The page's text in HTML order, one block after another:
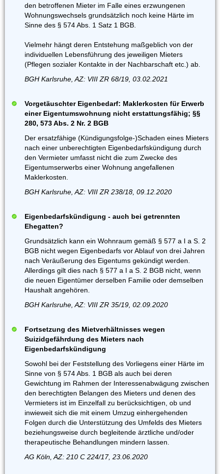
den betroffenen Mieter im Falle eines erzwungenen
Wohnungswechsels grundsätzlich noch keine Härte im
Sinne des § 574 Abs. 1 Satz 1 BGB.
Vielmehr hängt deren Entstehung maßgeblich von der
individuellen Lebensführung des jeweiligen Mieters
(Pflegen sozialer Kontakte in der Nachbarschaft etc.) ab.
BGH Karlsruhe, AZ: VIII ZR 68/19, 03.02.2021
Vorgetäuschter Eigenbedarf: Maklerkosten für Erwerb
einer Eigentumswohnung nicht erstattungsfähig; §§
280, 573 Abs. 2 Nr. 2 BGB
Der ersatzfähige (Kündigungsfolge-)Schaden eines Mieters
nach einer unberechtigten Eigenbedarfskündigung durch
den Vermieter umfasst nicht die zum Zwecke des
Eigentumserwerbs einer Wohnung angefallenen
Maklerkosten.
BGH Karlsruhe, AZ: VIII ZR 238/18, 09.12.2020
Eigenbedarfskündigung - auch bei getrennten
Ehegatten?
Grundsätzlich kann ein Wohnraum gemäß § 577 a I a S. 2
BGB nicht wegen Eigenbedarfs vor Ablauf von drei Jahren
nach Veräußerung des Eigentums gekündigt werden.
Allerdings gilt dies nach § 577 a I a S. 2 BGB nicht, wenn
die neuen Eigentümer derselben Familie oder demselben
Haushalt angehören.
BGH Karlsruhe, AZ: VIII ZR 35/19, 02.09.2020
Fortsetzung des Mietverhältnisses wegen
Suizidgefährdung des Mieters nach
Eigenbedarfskündigung
Sowohl bei der Feststellung des Vorliegens einer Härte im
Sinne von § 574 Abs. 1 BGB als auch bei deren
Gewichtung im Rahmen der Interessenabwägung zwischen
den berechtigten Belangen des Mieters und denen des
Vermieters ist im Einzelfall zu berücksichtigen, ob und
inwieweit sich die mit einem Umzug einhergehenden
Folgen durch die Unterstützung des Umfelds des Mieters
beziehungsweise durch begleitende ärztliche und/oder
therapeutische Behandlungen mindern lassen.
AG Köln, AZ: 210 C 224/17, 23.06.2020